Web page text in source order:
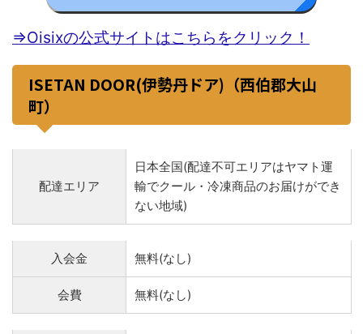
⇒Oisixの公式サイトはこちらをクリック！
ISETAN DOOR(伊勢丹ドア)（西伯郡大山
町）
配達エリア
日本全国(配達不可エリアはヤマト運
輸でクール・冷凍商品のお届けができ
ない地域)
入会金 無料(なし)
会費 無料(なし)